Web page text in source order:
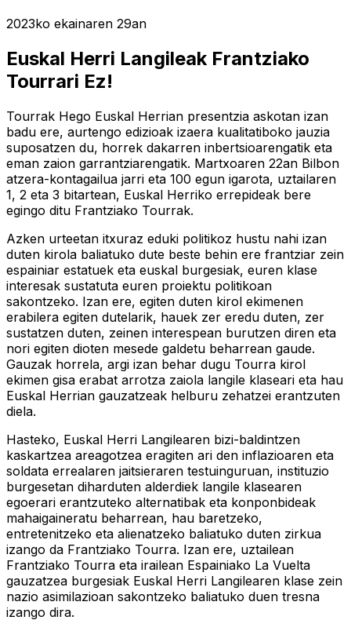
2023ko ekainaren 29an
Euskal Herri Langileak Frantziako
Tourrari Ez!
Tourrak Hego Euskal Herrian presentzia askotan izan
badu ere, aurtengo edizioak izaera kualitatiboko jauzia
suposatzen du, horrek dakarren inbertsioarengatik eta
eman zaion garrantziarengatik. Martxoaren 22an Bilbon
atzera-kontagailua jarri eta 100 egun igarota, uztailaren
1, 2 eta 3 bitartean, Euskal Herriko errepideak bere
egingo ditu Frantziako Tourrak.
Azken urteetan itxuraz eduki politikoz hustu nahi izan
duten kirola baliatuko dute beste behin ere frantziar zein
espainiar estatuek eta euskal burgesiak, euren klase
interesak sustatuta euren proiektu politikoan
sakontzeko. Izan ere, egiten duten kirol ekimenen
erabilera egiten dutelarik, hauek zer eredu duten, zer
sustatzen duten, zeinen interespean burutzen diren eta
nori egiten dioten mesede galdetu beharrean gaude.
Gauzak horrela, argi izan behar dugu Tourra kirol
ekimen gisa erabat arrotza zaiola langile klaseari eta hau
Euskal Herrian gauzatzeak helburu zehatzei erantzuten
diela.
Hasteko, Euskal Herri Langilearen bizi-baldintzen
kaskartzea areagotzea eragiten ari den inflazioaren eta
soldata errealaren jaitsieraren testuinguruan, instituzio
burgesetan diharduten alderdiek langile klasearen
egoerari erantzuteko alternatibak eta konponbideak
mahaigaineratu beharrean, hau baretzeko,
entretenitzeko eta alienatzeko baliatuko duten zirkua
izango da Frantziako Tourra. Izan ere, uztailean
Frantziako Tourra eta irailean Espainiako La Vuelta
gauzatzea burgesiak Euskal Herri Langilearen klase zein
nazio asimilazioan sakontzeko baliatuko duen tresna
izango dira.